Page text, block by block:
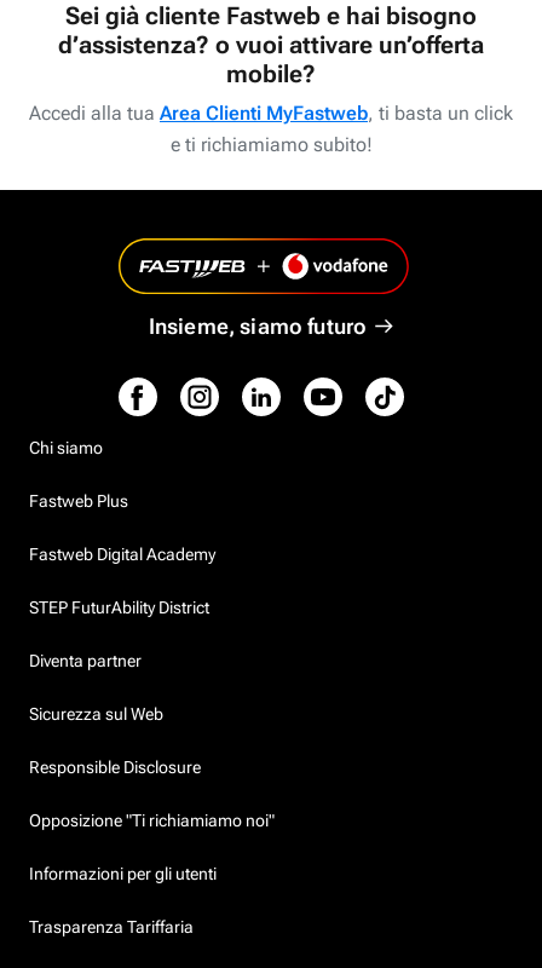
Sei già cliente Fastweb e hai bisogno
d’assistenza? o vuoi attivare un’offerta
mobile?
Accedi alla tua Area Clienti MyFastweb, ti basta un click
e ti richiamiamo subito!
Insieme, siamo futuro
Chi siamo
Fastweb Plus
Fastweb Digital Academy
STEP FuturAbility District
Diventa partner
Sicurezza sul Web
Responsible Disclosure
Opposizione "Ti richiamiamo noi"
Informazioni per gli utenti
Trasparenza Tariffaria